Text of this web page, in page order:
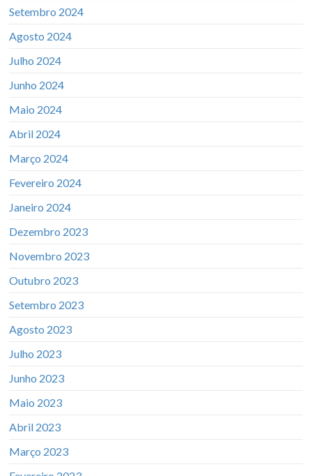
Setembro 2024
Agosto 2024
Julho 2024
Junho 2024
Maio 2024
Abril 2024
Março 2024
Fevereiro 2024
Janeiro 2024
Dezembro 2023
Novembro 2023
Outubro 2023
Setembro 2023
Agosto 2023
Julho 2023
Junho 2023
Maio 2023
Abril 2023
Março 2023